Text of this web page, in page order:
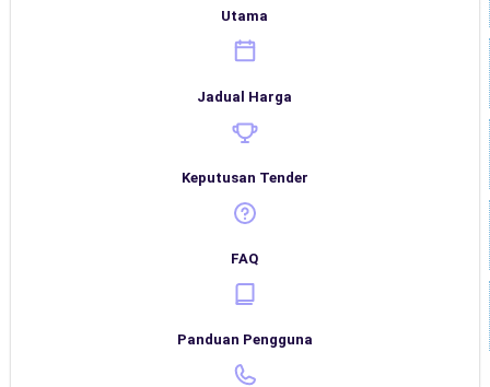
Utama
Jadual Harga
Keputusan Tender
FAQ
Panduan Pengguna